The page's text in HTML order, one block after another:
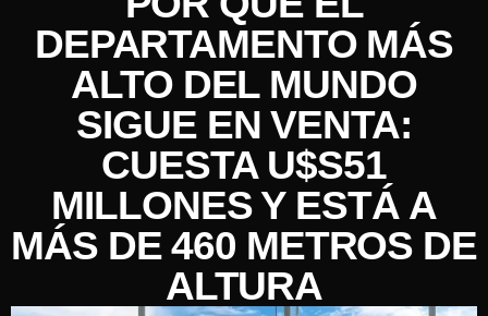
DEPARTAMENTO MÁS
ALTO DEL MUNDO
SIGUE EN VENTA:
CUESTA U$S51
MILLONES Y ESTÁ A
MÁS DE 460 METROS DE
ALTURA